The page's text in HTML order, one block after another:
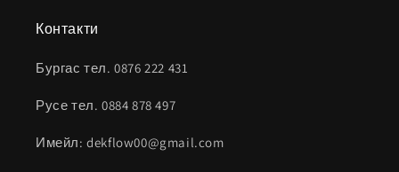
Контакти
Бургас тел. 0876 222 431
Русе тел. 0884 878 497
Имейл: dekflow00@gmail.com